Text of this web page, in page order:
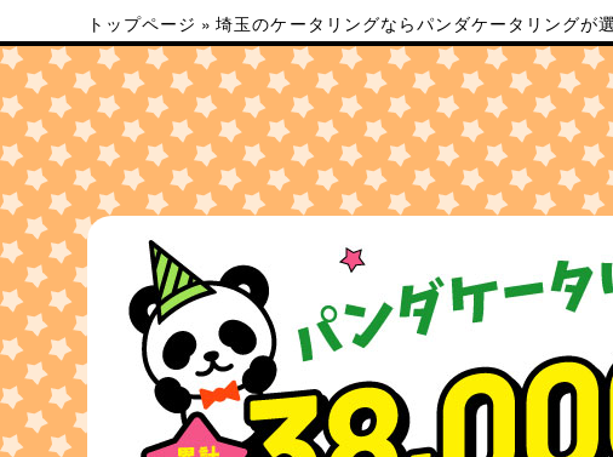
トップページ »埼玉のケータリングならパンダケータリングが